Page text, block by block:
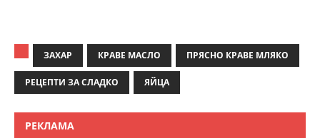
ЗАХАР КРАВЕ МАСЛО ПРЯСНО КРАВЕ МЛЯКО
РЕЦЕПТИ ЗА СЛАДКО ЯЙЦА
РЕКЛАМА